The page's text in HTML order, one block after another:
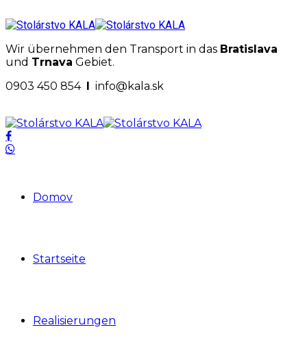
Wir übernehmen den Transport in das Bratislava
und Trnava Gebiet.
0903 450 854 I info@kala.sk
Domov
Startseite
Realisierungen